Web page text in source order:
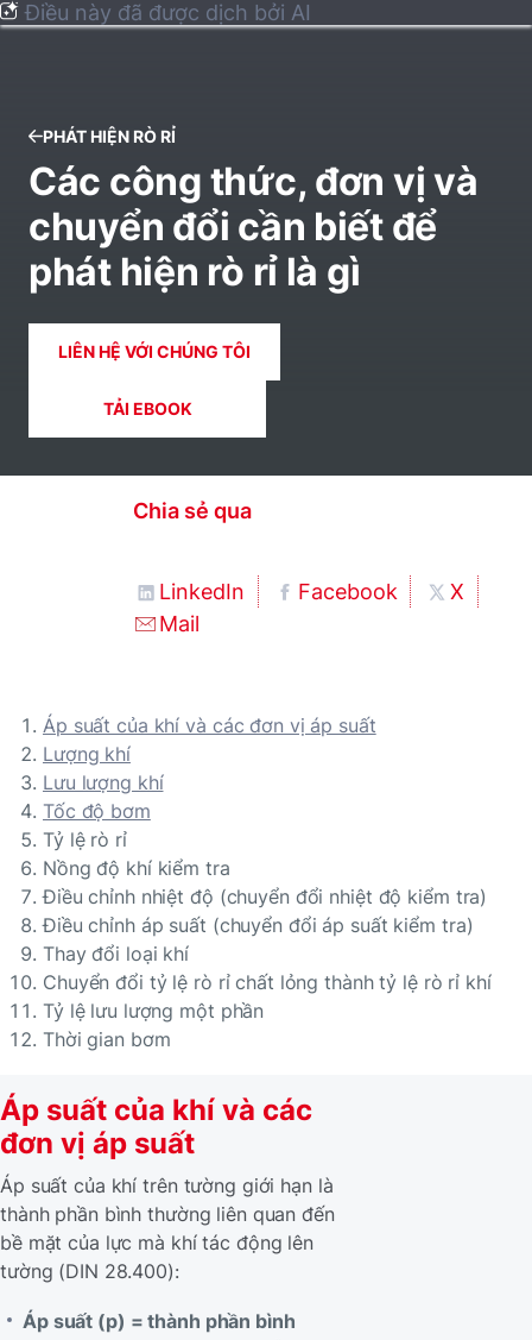
Điều này đã được dịch bởi AI
PHÁT HIỆN RÒ RỈ
Các công thức, đơn vị và
chuyển đổi cần biết để
phát hiện rò rỉ là gì
LIÊN HỆ VỚI CHÚNG TÔI
TẢI EBOOK
Chia sẻ qua
LinkedIn Facebook
X
Mail
Áp suất của khí và các đơn vị áp suất
Lượng khí
Lưu lượng khí
Tốc độ bơm
Tỷ lệ rò rỉ
Nồng độ khí kiểm tra
Điều chỉnh nhiệt độ (chuyển đổi nhiệt độ kiểm tra)
Điều chỉnh áp suất (chuyển đổi áp suất kiểm tra)
Thay đổi loại khí
Chuyển đổi tỷ lệ rò rỉ chất lỏng thành tỷ lệ rò rỉ khí
Tỷ lệ lưu lượng một phần
Thời gian bơm
Áp suất của khí và các
đơn vị áp suất
Áp suất của khí trên tường giới hạn là
thành phần bình thường liên quan đến
bề mặt của lực mà khí tác động lên
tường (DIN 28.400):
Áp suất (p) = thành phần bình